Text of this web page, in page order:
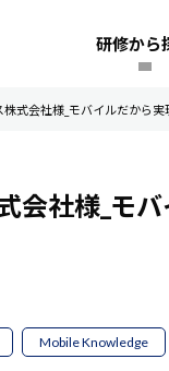
研修から
式会社様_モバイルだから
会社様_モ
Mobile Knowledge